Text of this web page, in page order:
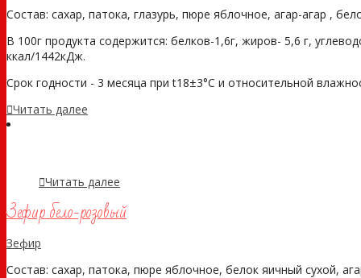
Состав: сахар, патока, глазурь, пюре яблочное, агар-агар ,
В 100г продукта содержится: белков-1,6г, жиров- 5,6 г,
ккал/1442кДж.
Срок годности - 3 месяца при t18±3°С и относительной
Читать далее
Читать далее
Зефир бело-розовый
Зефир
Состав: сахар, патока, пюре яблочное, белок яичный сухой,